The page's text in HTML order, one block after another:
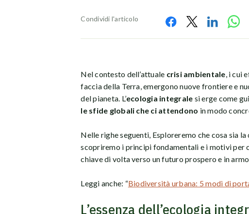
Condividi l'articolo
Nel contesto dell’attuale crisi ambientale , i cui
faccia della Terra, emergono nuove frontiere e
del pianeta. L’ecologia integrale si erge come
le sfide globali che ci attendono in modo
Nelle righe seguenti, Esploreremo che cosa sia
scopriremo i principi fondamentali e i motivi per
chiave di volta verso un futuro prospero e in
Leggi anche: “Biodiversità urbana: 5 modi di
L’essenza dell’ecologia